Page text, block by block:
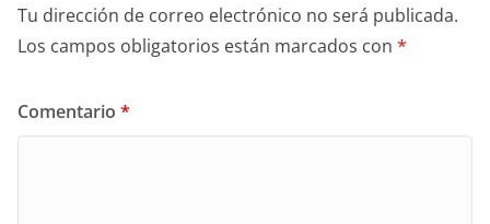
Tu dirección de correo electrónico no será publicada.
Los campos obligatorios están marcados con *
Comentario *